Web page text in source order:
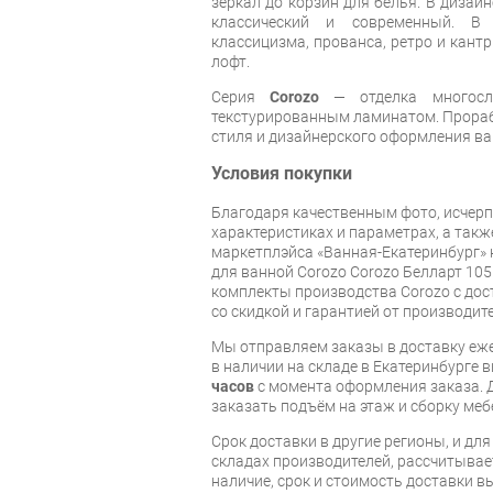
классический и современный.
классицизма, прованса, ретро и
лофт.
СерияCorozo — отделка
текстурированным ламинатом.
стиля и дизайнерского оформления
Условия покупки
Благодаря качественным фото,
характеристиках и параметрах, а
маркетплэйса «Ванная-
для ванной Corozo Corozo Белларт
комплекты производства Corozo с
со скидкой и гарантией от
Мы отправляем заказы в доставку
в наличии на складе в Екатеринбурге
часовс момента оформления заказа.
заказать подъём на этаж и сборку
Срок доставки в другие регионы, и
складах производителей,
наличие, срок и стоимость доставки